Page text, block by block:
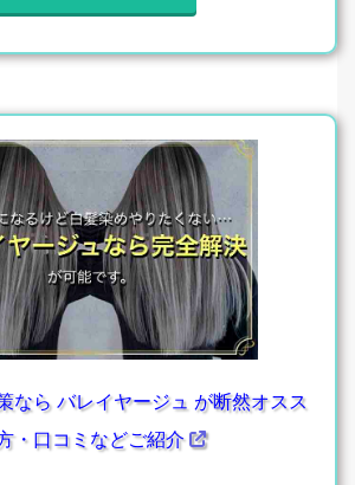
なら バレイヤージュ が断然オスス
・口コミなどご紹介